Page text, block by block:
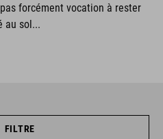
forcément vocation à rester
au sol...
FILTRE